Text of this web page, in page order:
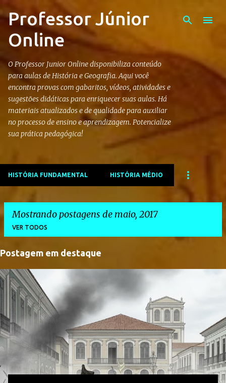
Pular para o conteúdo principal
Professor Júnior
Online
O Professor Junior Online disponibiliza conteúdo
para aulas de História e Geografia. Aqui você
encontra provas com gabaritos, vídeos, atividades e
sugestões didáticas para enriquecer suas aulas. Há
materiais atualizados e de qualidade para auxiliar
no processo de ensino e aprendizagem. Potencialize
sua prática pedagógica!
HISTÓRIA FUNDAMENTAL HISTÓRIA MÉDIO
Mostrando postagens de maio, 2017
VER TODOS
o
s
a
g
e
n
s
Postagem em destaque